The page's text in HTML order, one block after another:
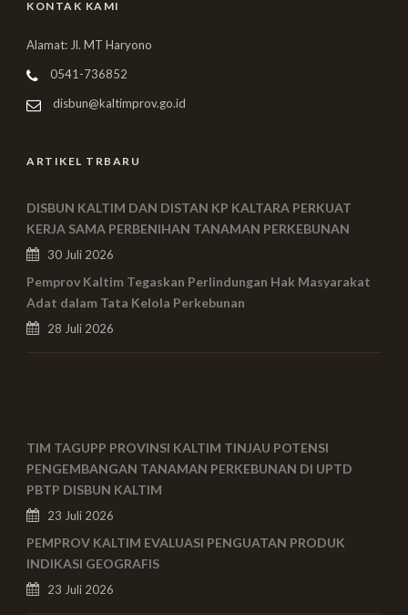
KONTAK KAMI
Alamat: Jl. MT Haryono
0541-736852
disbun@kaltimprov.go.id
ARTIKEL TRBARU
DISBUN KALTIM DAN DISTAN KP KALTARA PERKUAT
KERJA SAMA PERBENIHAN TANAMAN PERKEBUNAN
30 Juli 2026
Pemprov Kaltim Tegaskan Perlindungan Hak Masyarakat
Adat dalam Tata Kelola Perkebunan
28 Juli 2026
TIM TAGUPP PROVINSI KALTIM TINJAU POTENSI
PENGEMBANGAN TANAMAN PERKEBUNAN DI UPTD
PBTP DISBUN KALTIM
23 Juli 2026
PEMPROV KALTIM EVALUASI PENGUATAN PRODUK
INDIKASI GEOGRAFIS
23 Juli 2026